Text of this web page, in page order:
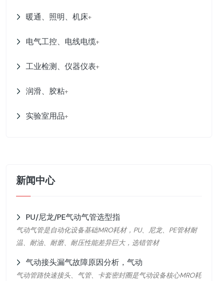
暖通、照明、机床+
电气工控、电线电缆+
工业检测、仪器仪表+
润滑、胶粘+
实验室用品+
新闻中心
PU/尼龙/PE气动气管选型指
气动气管是自动化设备基础MRO耗材，PU、尼龙、PE管材耐
温、耐油、耐磨、耐压性能差异巨大，选错管材
气动接头漏气故障原因分析，气动
气动管路快速接头、气管、卡套密封圈是气动设备核心MRO耗